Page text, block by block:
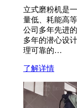
立式磨粉机是
量低、耗能高
公司多年先进
多年的潜心设
理可靠的…
了解详情